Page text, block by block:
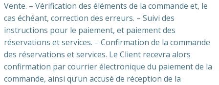
Vente. – Vérification des éléments de la commande et, le
cas échéant, correction des erreurs. – Suivi des
instructions pour le paiement, et paiement des
réservations et services. – Confirmation de la commande
des réservations et services. Le Client recevra alors
confirmation par courrier électronique du paiement de la
commande, ainsi qu’un accusé de réception de la